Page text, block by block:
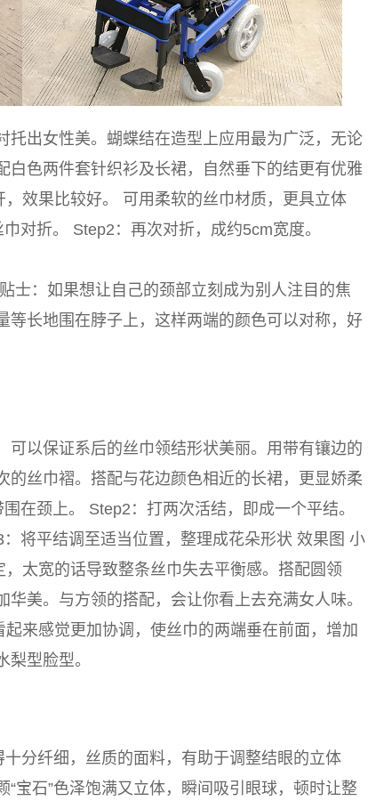
托出女性美。蝴蝶结在造型上应用最为广泛，无论
白色两件套针织衫及长裙，自然垂下的结更有优雅
效果比较好。 可用柔软的丝巾材质，更具立体
对折。 Step2：再次对折，成约5cm宽度。
士：如果想让自己的颈部立刻成为别人注目的焦
等长地围在脖子上，这样两端的颜色可以对称，好
可以保证系后的丝巾领结形状美丽。用带有镶边的
的丝巾褶。搭配与花边颜色相近的长裙，更显娇柔
在颈上。 Step2：打两次活结，即成一个平结。
将平结调至适当位置，整理成花朵形状 效果图 小
太宽的话导致整条丝巾失去平衡感。搭配圆领
美。与方领的搭配，会让你看上去充满女人味。
来感觉更加协调，使丝巾的两端垂在前面，增加
型脸型。
分纤细，丝质的面料，有助于调整结眼的立体
宝石”色泽饱满又立体，瞬间吸引眼球，顿时让整